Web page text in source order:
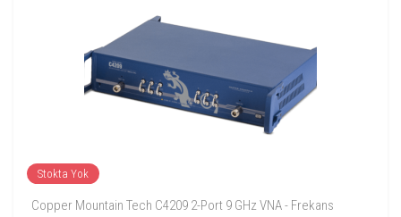
Stokta Yok
Copper Mountain Tech C4209 2-Port 9 GHz VNA - Frekans